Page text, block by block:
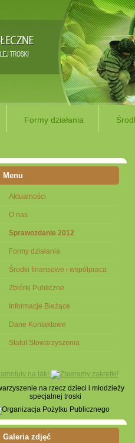
Formy działania
Menu
Aktualności
O nas
Sprawozdanie 2012
Formy działania
Środki finansowe i współpraca
Zbiórki Publiczne
Informacje Bieżące
Dane Kontaktowe
Statut Stowarzyszenia
Galeria zdjęć